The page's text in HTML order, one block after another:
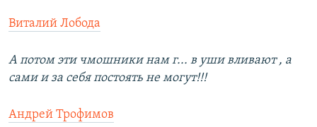
Виталий Лобода
А потом эти чмошники нам г... в уши вливают , а
сами и за себя постоять не могут!!!
Андрей Трофимов